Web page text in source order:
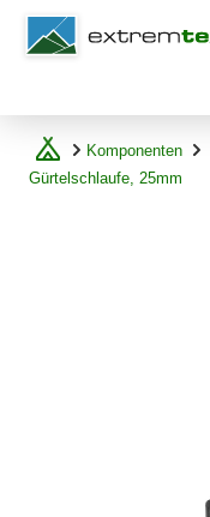
Shopware
Komponenten
Gürtelschlaufe, 25mm